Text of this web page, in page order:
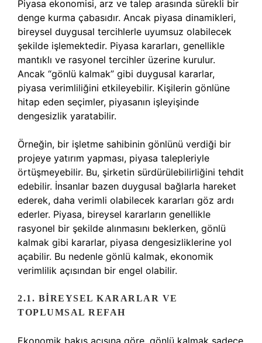
Piyasa ekonomisi, arz ve talep arasında sürekli bir
denge kurma çabasıdır. Ancak piyasa dinamikleri,
bireysel duygusal tercihlerle uyumsuz olabilecek
şekilde işlemektedir. Piyasa kararları, genellikle
mantıklı ve rasyonel tercihler üzerine kurulur.
Ancak “gönlü kalmak” gibi duygusal kararlar,
piyasa verimliliğini etkileyebilir. Kişilerin gönlüne
hitap eden seçimler, piyasanın işleyişinde
dengesizlik yaratabilir.
Örneğin, bir işletme sahibinin gönlünü verdiği bir
projeye yatırım yapması, piyasa talepleriyle
örtüşmeyebilir. Bu, şirketin sürdürülebilirliğini tehdit
edebilir. İnsanlar bazen duygusal bağlarla hareket
ederek, daha verimli olabilecek kararları göz ardı
ederler. Piyasa, bireysel kararların genellikle
rasyonel bir şekilde alınmasını beklerken, gönlü
kalmak gibi kararlar, piyasa dengesizliklerine yol
açabilir. Bu nedenle gönlü kalmak, ekonomik
verimlilik açısından bir engel olabilir.
2.1. BIREYSEL KARARLAR VE
TOPLUMSAL REFAH
Ekonomik bakış açısına göre, gönlü kalmak sadece